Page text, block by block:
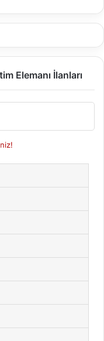
Elemanı İlanları